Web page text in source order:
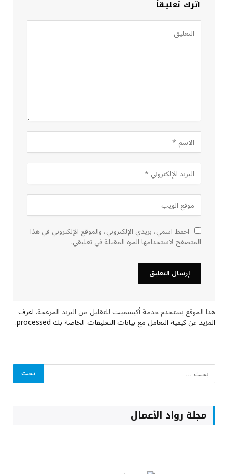
اترك تعليقاً
احفظ اسمي، بريدي الإلكتروني، والموقع الإلكتروني في هذا
المتصفح لاستخدامها المرة المقبلة في تعليقي.
هذا الموقع يستخدم خدمة أكيسميت للتقليل من البريد المزعجة.اعرف
المزيد عن كيفية التعامل مع بيانات التعليقات الخاصة بك processed .
مجلة رواد الأعمال